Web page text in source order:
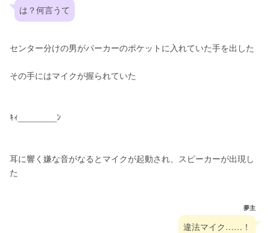
は？何言うて
センター分けの男がパーカーのポケットに入れていた手を出した
その手にはマイクが握られていた
ｷｨ________ﾝ
耳に響く嫌な音がなるとマイクが起動され、スピーカーが出現し
た
夢主
違法マイク……！